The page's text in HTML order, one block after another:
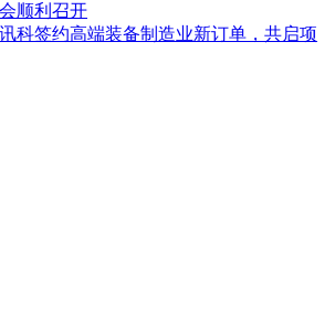
顺利召开
科签约高端装备制造业新订单，共启项